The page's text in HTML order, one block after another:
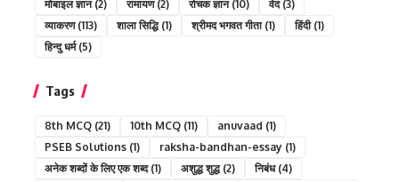
मोबाइल ज्ञान(2) रामायण(2) रोचक ज्ञान(10) वेद(3)
व्याकरण(113) शाला सिद्धि(1) श्रीमद भगवत गीता(1) हिंदी(1)
हिन्दु धर्म(5)
Tags
8th MCQ (21) 10th MCQ (11) anuvaad (1)
PSEB Solutions (1) raksha-bandhan-essay (1)
अनेक शब्दों के लिए एक शब्द(1) अशुद्ध शुद्ध(2) निबंध(4)